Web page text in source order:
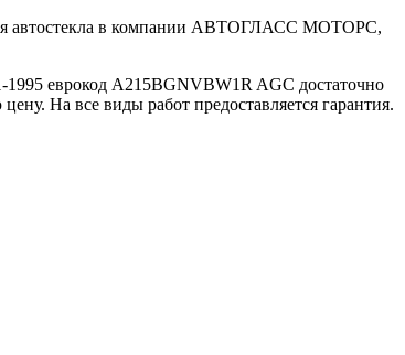
автостекла в компании АВТОГЛАСС МОТОРС,
1995 еврокод A215BGNVBW1R AGC достаточно
На все виды работ предоставляется гарантия.